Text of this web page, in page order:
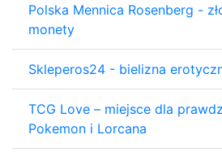
Polska Mennica Rosenberg -
monety
Skleperos24 - bielizna
TCG Love – miejsce dla
Pokemon i Lorcana